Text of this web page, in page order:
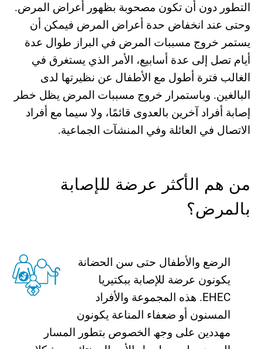
التطور دون أن تكون مصحوبة بظھور أعراض المرض.
وحتى عند انخفاض حدة أعراض المرض فیمكن أن
یستمر خروج مسببات المرض في البراز طوال عدة
أیام تصل إلى عدة أسابیع، الأمر الذي یستغرق في
الغالب فترة أطول مع الأطفال عن نظیرتھا لدى
البالغین. وباستمرار خروج مسببات المرض یظل خطر
إصابة أفراد آخرین بالعدوى قائمًا، ولا سیما مع أفراد
الاتصال في العائلة وفي المنشآت الجماعیة.
من ھم الأكثر عرضة للإصابة
بالمرض؟
الرضع والأطفال حتى سن الحضانة
یكونون عرضة للإصابة ببكتیریا
EHEC. ھذه المجموعة والأفراد
المسنون أو ضعفاء المناعة یكونون
مھددین على وجھ الخصوص بتطور المسار